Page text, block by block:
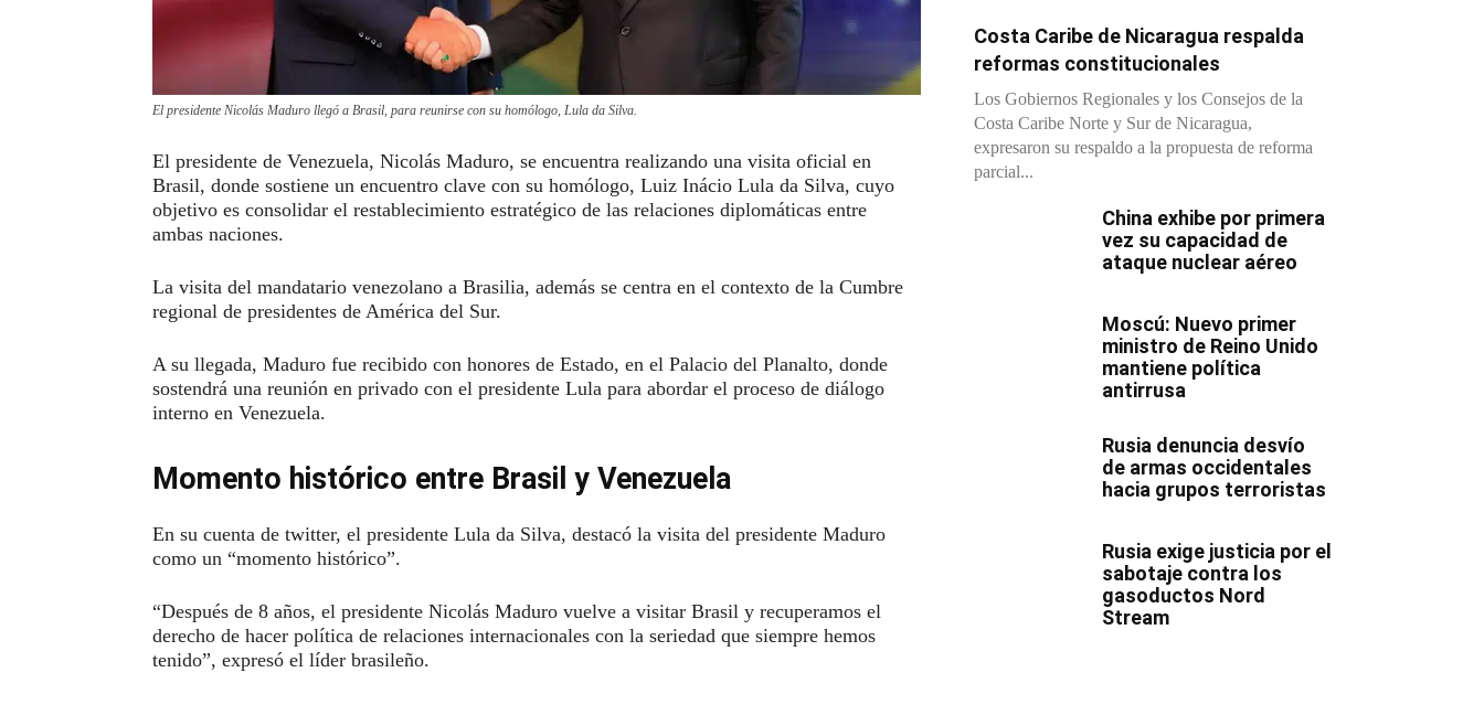
El presidente Nicolás Maduro llegó a Brasil, para reunirse con su homólogo, Lula da Silva.
El presidente de Venezuela, Nicolás Maduro, se encuentra realizando una visita oficial en
Brasil, donde sostiene un encuentro clave con su homólogo, Luiz Inácio Lula da Silva, cuyo
objetivo es consolidar el restablecimiento estratégico de las relaciones diplomáticas entre
ambas naciones.
La visita del mandatario venezolano a Brasilia, además se centra en el contexto de la Cumbre
regional de presidentes de América del Sur.
A su llegada, Maduro fue recibido con honores de Estado, en el Palacio del Planalto, donde
sostendrá una reunión en privado con el presidente Lula para abordar el proceso de diálogo
interno en Venezuela.
Momento histórico entre Brasil y Venezuela
En su cuenta de twitter, el presidente Lula da Silva, destacó la visita del presidente Maduro
como un “momento histórico”.
“Después de 8 años, el presidente Nicolás Maduro vuelve a visitar Brasil y recuperamos el
derecho de hacer política de relaciones internacionales con la seriedad que siempre hemos
tenido”, expresó el líder brasileño.
Costa Caribe de Nicaragua respalda
reformas constitucionales
Los Gobiernos Regionales y los Consejos de la
Costa Caribe Norte y Sur de Nicaragua,
expresaron su respaldo a la propuesta de reforma
parcial...
China exhibe por primera
vez su capacidad de
ataque nuclear aéreo
Moscú: Nuevo primer
ministro de Reino Unido
mantiene política
antirrusa
Rusia denuncia desvío
de armas occidentales
hacia grupos terroristas
Rusia exige justicia por el
sabotaje contra los
gasoductos Nord
Stream